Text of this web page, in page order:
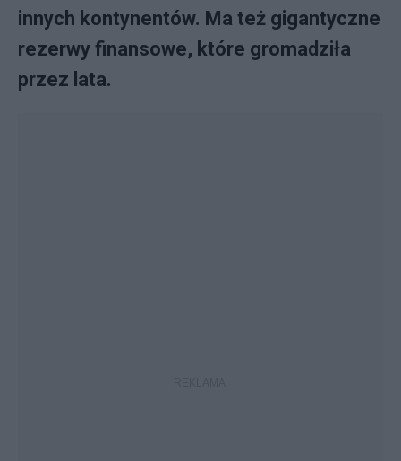
innych kontynentów. Ma też gigantyczne
rezerwy finansowe, które gromadziła
przez lata.